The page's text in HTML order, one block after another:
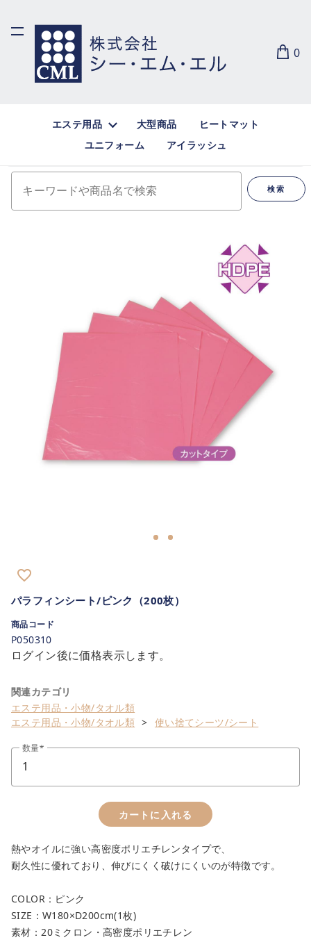
0
エステ用品 大型商品
ヒートマット
ユニフォーム
アイラッシュ
検索
favorite_border
パラフィンシート/ピンク（200枚）
商品コード
P050310
ログイン後に価格表示します。
関連カテゴリ
エステ用品・小物/タオル類
エステ用品・小物/タオル類
使い捨てシーツ/シート
数量
カートに入れる
カートへ進む
熱やオイルに強い高密度ポリエチレンタイプで、
耐久性に優れており、伸びにくく破けにくいのが特徴です。
COLOR：ピンク
SIZE：W180×D200cm(1枚)
素材：20ミクロン・高密度ポリエチレン